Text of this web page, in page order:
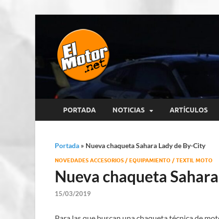
El Motor
PORTADA NOTICIAS ARTÍCULOS
Portada » Nueva chaqueta Sahara Lady de By-City
NOVEDADES ACCESORIOS / EQUIPAMIENTO / TEXTIL MOTO
Nueva chaqueta
15/03/2019